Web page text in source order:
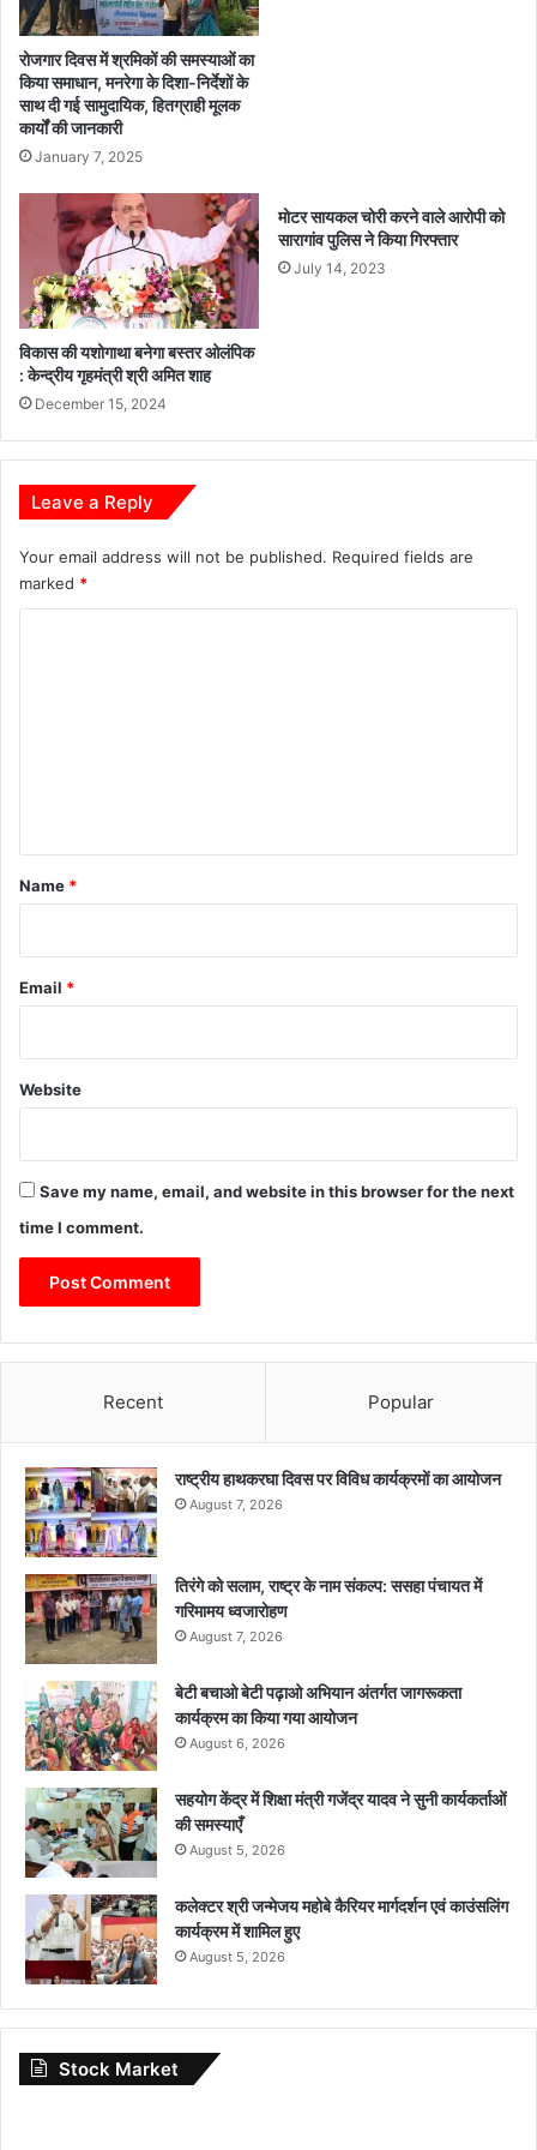
अ
भ्या
स
,
ज
वा
त्व
रि
त
का
र्र
ई
का
का
स
का
र्यों
की
सौ
गा
रोजगार दिवस में श्रमिकों की समस्याओं का
किया समाधान, मनरेगा के दिशा-निर्देशों के
साथ दी गई सामुदायिक, हितग्राही मूलक
कार्यों की जानकारी
January 7, 2025
विकास की यशोगाथा बनेगा बस्तर ओलंपिक
: केन्द्रीय गृहमंत्री श्री अमित शाह
December 15, 2024
मोटर सायकल चोरी करने वाले आरोपी को
सारागांव पुलिस ने किया गिरफ्तार
July 14, 2023
Leave a Reply
Your email address will not be published. Required fields are
marked *
*
Name *
Email *
Website
Save my name, email, and website in this browser for the next
time I comment.
Recent Popular
राष्ट्रीय हाथकरघा दिवस पर विविध कार्यक्रमों का आयोजन
August 7, 2026
तिरंगे को सलाम, राष्ट्र के नाम संकल्प: ससहा पंचायत में
गरिमामय ध्वजारोहण
August 7, 2026
बेटी बचाओ बेटी पढ़ाओ अभियान अंतर्गत जागरूकता
कार्यक्रम का किया गया आयोजन
August 6, 2026
सहयोग केंद्र में शिक्षा मंत्री गजेंद्र यादव ने सुनी कार्यकर्ताओं
की समस्याएँ
August 5, 2026
कलेक्टर श्री जन्मेजय महोबे कैरियर मार्गदर्शन एवं काउंसलिंग
कार्यक्रम में शामिल हुए
August 5, 2026
Stock Market